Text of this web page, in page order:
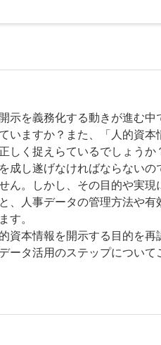
示を義務化する動きが進む
いますか？また、「人的資本
しく捉えらているでしょうか
成し遂げなければならないの
ん。しかし、その目的や実現
、人事データの管理方法や有
す。
資本情報を開示する目的を再
ータ活用のステップについて